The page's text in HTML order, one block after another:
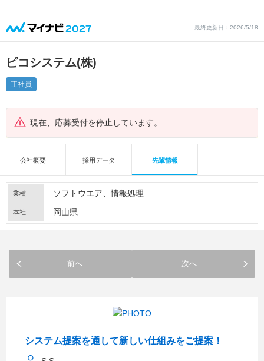
最終更新日：2026/5/18
ピコシステム(株)
正社員
現在、応募受付を停止しています。
会社概要 採用データ 先輩情報
業種 ソフトウエア 情報処理
本社 岡山県
前へ 次へ
システム提案を通して新しい仕組みをご提案！